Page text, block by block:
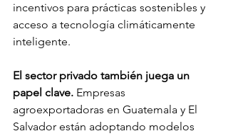
incentivos para prácticas sostenibles y
acceso a tecnología climáticamente
inteligente.
El sector privado también juega un
papel clave. Empresas
agroexportadoras en Guatemala y El
Salvador están adoptando modelos